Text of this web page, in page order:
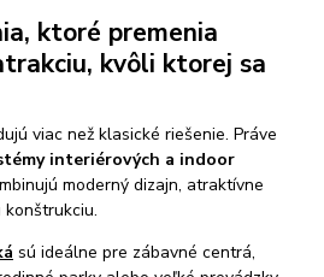
ktoré premenia
kvôli ktorej sa
viac než klasické riešenie. Práve
interiérových a indoor
moderný dizajn, atraktívne
sú ideálne pre zábavné centrá,